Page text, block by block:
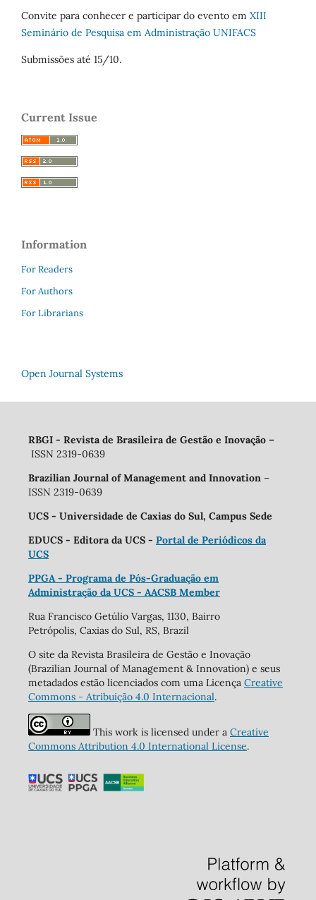
Convite para conhecer e participar do evento em XIII
Seminário de Pesquisa em Administração UNIFACS
Submissões até 15/10.
Current Issue
Information
For Readers
For Authors
For Librarians
Open Journal Systems
RBGI - Revista de Brasileira de Gestão e Inovação –
ISSN 2319-0639
Brazilian Journal of Management and Innovation –
ISSN 2319-0639
UCS - Universidade de Caxias do Sul, Campus Sede
EDUCS - Editora da UCS - Portal de Periódicos da
UCS
PPGA - Programa de Pós-Graduação em
Administração da UCS - AACSB Member
Rua Francisco Getúlio Vargas, 1130, Bairro
Petrópolis, Caxias do Sul, RS, Brazil
O site da Revista Brasileira de Gestão e Inovação
(Brazilian Journal of Management & Innovation) e seus
metadados estão licenciados com uma Licença Creative
Commons - Atribuição 4.0 Internacional.
This work is licensed under a Creative
Commons Attribution 4.0 International License.